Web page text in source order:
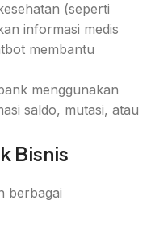
(seperti
informasi medis
membantu
menggunakan
saldo, mutasi, atau
Bisnis
berbagai